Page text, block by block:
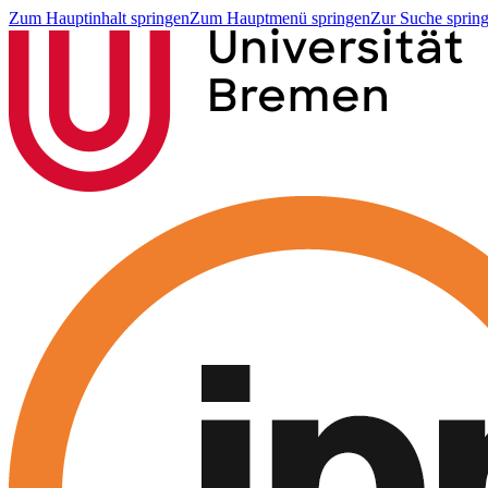
Zum Hauptinhalt springenZum Hauptmenü springenZur Suche